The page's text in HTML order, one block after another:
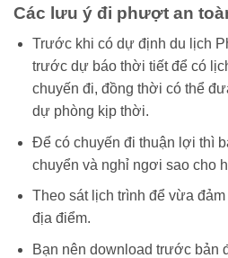
Các lưu ý đi phượt an
Trước khi có dự định du lịch
trước dự báo thời tiết để có
chuyến đi, đồng thời có thể
dự phòng kịp thời.
Để có chuyến đi thuận lợi thì
chuyển và nghỉ ngơi sao cho
Theo sát lịch trình để vừa
địa điểm.
Bạn nên download trước bản